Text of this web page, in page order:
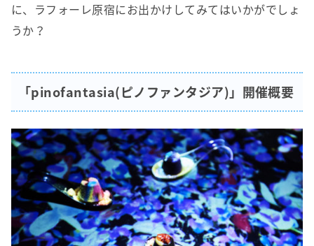
に、ラフォーレ原宿にお出かけしてみてはいかがでしょ
うか？
「pinofantasia(ピノファンタジア)」開催概要